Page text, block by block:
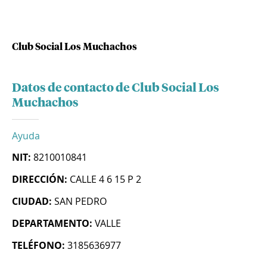
Club Social Los Muchachos
Datos de contacto de Club Social Los
Muchachos
Ayuda
NIT: 8210010841
DIRECCIÓN: CALLE 4 6 15 P 2
CIUDAD: SAN PEDRO
DEPARTAMENTO: VALLE
TELÉFONO: 3185636977